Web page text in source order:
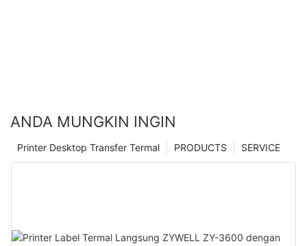
ANDA MUNGKIN INGIN
SERVICE
PRODUCTS
Printer Desktop Transfer Termal